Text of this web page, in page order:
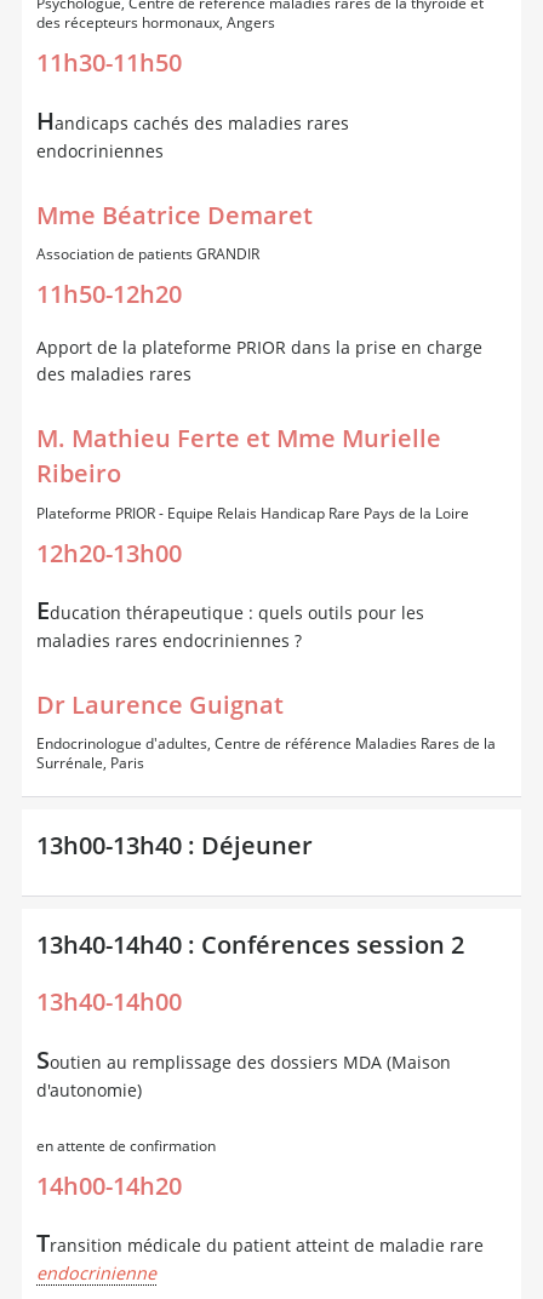
des récepteurs hormonaux, Angers
11h30-11h50
Handicaps cachés des maladies rares
endocriniennes
Mme Béatrice Demaret
Association de patients GRANDIR
11h50-12h20
Apport de la plateforme PRIOR dans la prise en charge
des maladies rares
M. Mathieu Ferte et Mme Murielle
Ribeiro
Plateforme PRIOR - Equipe Relais Handicap Rare Pays de la Loire
12h20-13h00
Education thérapeutique : quels outils pour les
maladies rares endocriniennes ?
Dr Laurence Guignat
Endocrinologue d'adultes, Centre de référence Maladies Rares de la
Surrénale, Paris
13h00-13h40 : Déjeuner
13h40-14h40 : Conférences session 2
13h40-14h00
Soutien au remplissage des dossiers MDA (Maison
d'autonomie)
en attente de confirmation
14h00-14h20
Transition médicale du patient atteint de maladie rare
endocrinienne